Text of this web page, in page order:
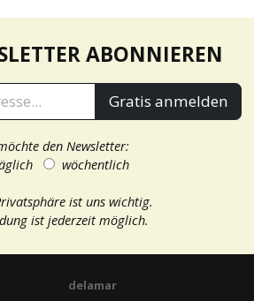
ABONNIEREN
Gratis anmelden
den Newsletter:
wöchentlich
ist uns wichtig.
ist jederzeit möglich.
delamar